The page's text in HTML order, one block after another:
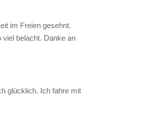
im Freien gesehnt.
viel belacht. Danke an
glücklich. Ich fahre mit